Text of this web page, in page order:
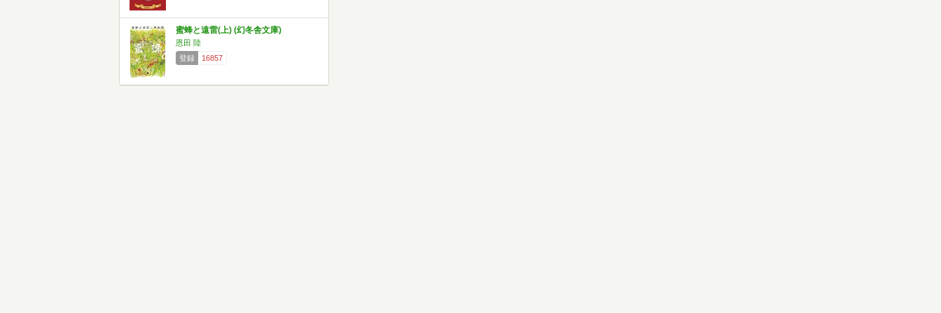
蜜蜂と遠雷(上) (幻冬舎文庫)
恩田 陸
登録
16857